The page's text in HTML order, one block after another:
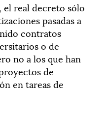
el real decreto sólo
pasadas a
contratos
o de
no a los que han
de
en tareas de